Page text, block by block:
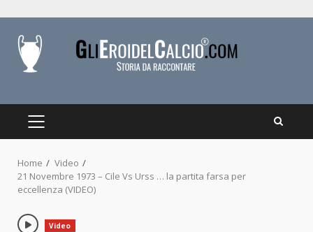
content
PRIMARY
Home
Video
21 Novembre 1973 – Cile Vs Urss … la partita farsa per
eccellenza (VIDEO)
Video